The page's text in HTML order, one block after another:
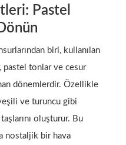
Pastel
biri, kullanılan
pastel tonlar ve cesur
dönemlerdir. Özellikle
ve turuncu gibi
oluşturur. Bu
nostaljik bir hava